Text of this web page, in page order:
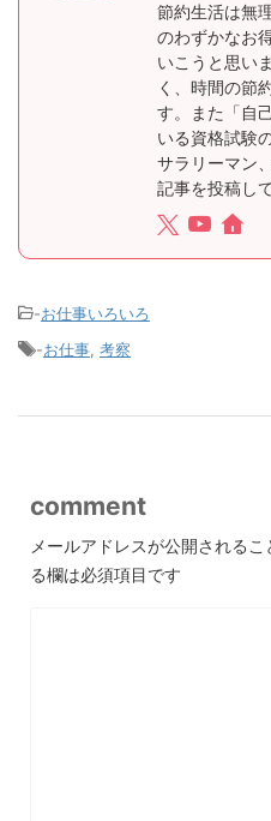
節約生活は無
のわずかなお
いこうと思い
く、時間の節
す。また「自
いる資格試験
サラリーマン
記事を投稿し
-お仕事いろいろ
-お仕事, 考察
comment
メールアドレスが公開されるこ
る欄は必須項目です